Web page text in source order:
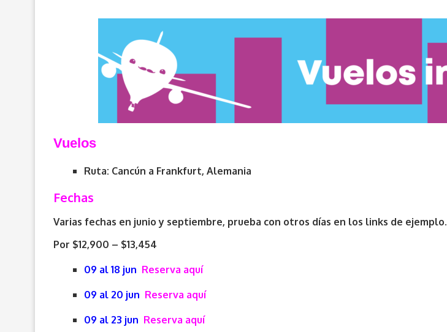
Vuelos
Ruta: Cancún a Frankfurt, Alemania
Fechas
Varias fechas en junio y septiembre, prueba con otros días en los links de ejemplo.
Por $12,900 – $13,454
09 al 18 jun Reserva aquí
09 al 20 jun Reserva aquí
09 al 23 jun Reserva aquí